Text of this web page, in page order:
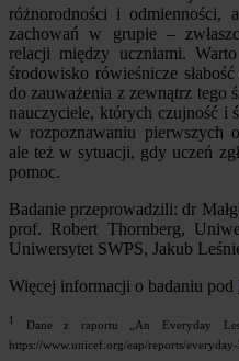
różnorodności i odmienności,
zachowań w grupie –
relacji między uczniami.
środowisko rówieśnicze
do zauważenia z zewnątrz tego
nauczyciele, których czujność i
w rozpoznawaniu pierwszych
ale też w sytuacji, gdy uczeń
pomoc.
Badanie przeprowadzili: dr
prof. Robert Thornberg,
Uniwersytet SWPS, Jakub
Więcej informacji o badaniu pod
1
Dane z raportu „An Everyday
https://www.unicef.org/eap/reports/